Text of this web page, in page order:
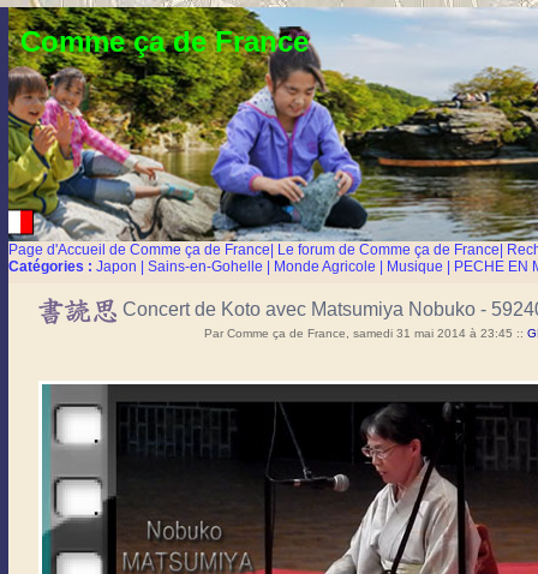
Comme ça de France
Page d'Accueil de Comme ça de France| Le forum de Comme ça de France|
Catégories : Japon |Sains-en-Gohelle | Monde Agricole | Musique | PECHE EN
Concert de Koto avec Matsumiya Nobuko -
Par Comme ça de France, samedi 31 mai 2014 à 23:45 ::